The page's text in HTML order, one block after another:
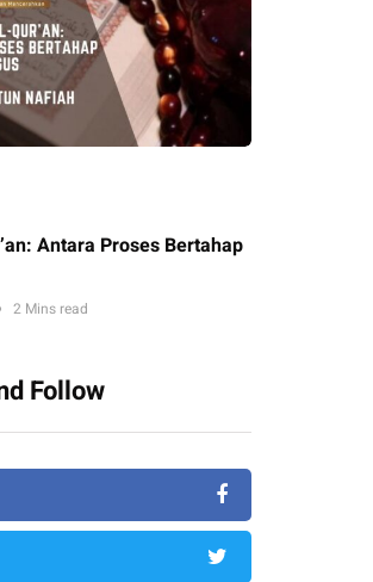
Antara Proses Bertahap
2 Mins read
Follow